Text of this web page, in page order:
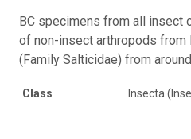
BC specimens from all insect
of non-insect arthropods from
(Family Salticidae) from
Class Insecta